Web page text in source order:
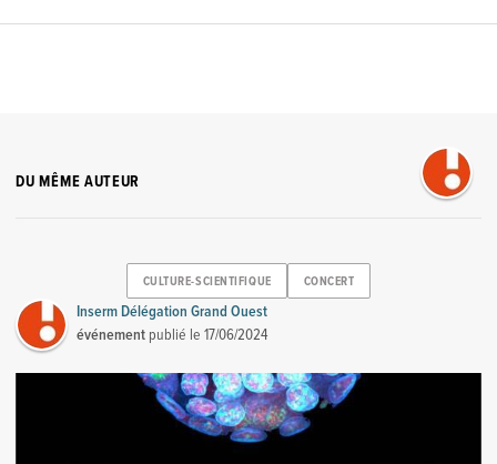
DU MÊME AUTEUR
CULTURE-SCIENTIFIQUE CONCERT
Inserm Délégation Grand Ouest
événement publié le17/06/2024